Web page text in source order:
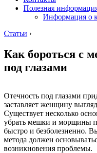
Полезная
Информация о
Статьи ›
Как бороться с
под глазами
Отечность под глазами
заставляет женщину
Существует несколько
убрать мешки и морщины
быстро и безболезненно.
метода должен
возникновения проблемы.